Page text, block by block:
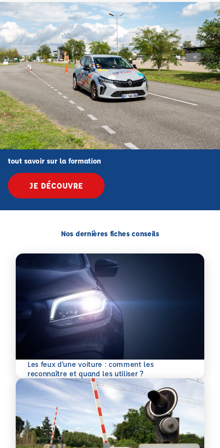
tout savoir sur la formation
JE DÉCOUVRE
Nos dernières fiches conseils
Les feux d’une voiture : comment les
reconnaître et quand les utiliser ?
En savoir plus